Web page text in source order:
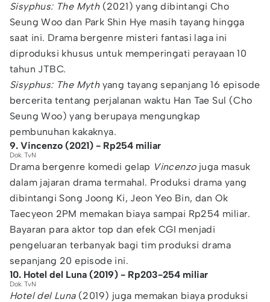
Sisyphus: The Myth (2021) yang dibintangi Cho
Seung Woo dan Park Shin Hye masih tayang hingga
saat ini. Drama bergenre misteri fantasi laga ini
diproduksi khusus untuk memperingati perayaan 10
tahun JTBC.
Sisyphus: The Myth yang tayang sepanjang 16 episode
bercerita tentang perjalanan waktu Han Tae Sul (Cho
Seung Woo) yang berupaya mengungkap
pembunuhan kakaknya.
9. Vincenzo (2021) - Rp254 miliar
Dok. TvN
Drama bergenre komedi gelap Vincenzo juga masuk
dalam jajaran drama termahal. Produksi drama yang
dibintangi Song Joong Ki, Jeon Yeo Bin, dan Ok
Taecyeon 2PM memakan biaya sampai Rp254 miliar.
Bayaran para aktor top dan efek CGI menjadi
pengeluaran terbanyak bagi tim produksi drama
sepanjang 20 episode ini.
10. Hotel del Luna (2019) - Rp203-254 miliar
Dok. TvN
Hotel del Luna (2019) juga memakan biaya produksi